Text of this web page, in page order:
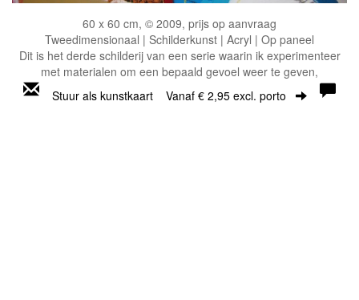
60 x 60 cm, © 2009, prijs op aanvraag
Tweedimensionaal | Schilderkunst | Acryl | Op paneel
Dit is het derde schilderij van een serie waarin ik experimenteer
met materialen om een bepaald gevoel weer te geven,
Stuur als kunstkaart Vanaf € 2,95 excl. porto